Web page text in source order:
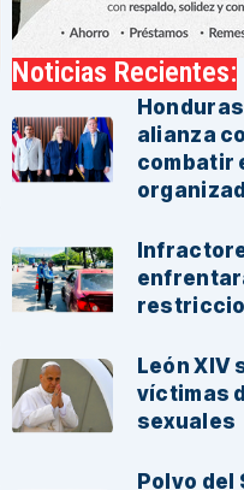
Noticias Recientes:
alianza
combatir
León XIV
víctimas
sexuales
Polvo del